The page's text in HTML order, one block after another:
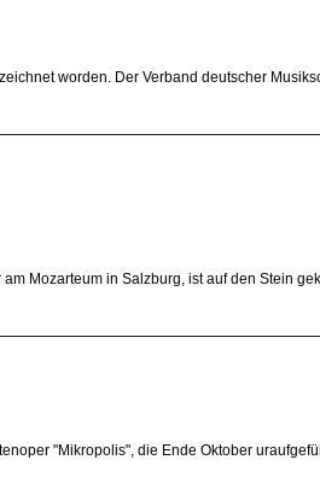
worden. Der Verband deutscher
Mozarteum in Salzburg, ist auf den Stein
"Mikropolis", die Ende Oktober